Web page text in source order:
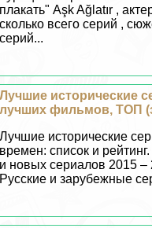
плакать" Aşk Ağlatır ,
сколько всего серий ,
серий...
Лучшие исторические
лучших фильмов, ТОП
Лучшие исторические
времен: список и
и новых сериалов 2015 –
Русские и зарубежные